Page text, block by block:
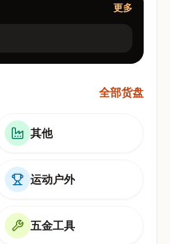
更多
全部货盘
其他
运动户外
五金工具